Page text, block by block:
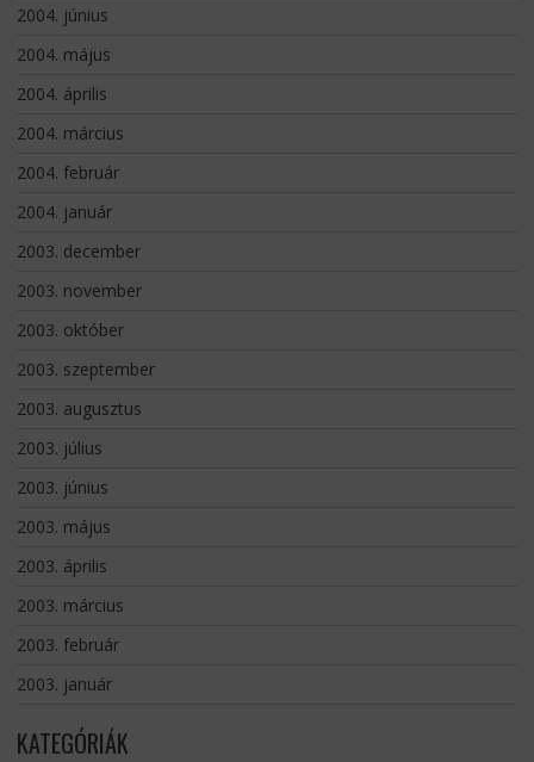
2004. június
2004. május
2004. április
2004. március
2004. február
2004. január
2003. december
2003. november
2003. október
2003. szeptember
2003. augusztus
2003. július
2003. június
2003. május
2003. április
2003. március
2003. február
2003. január
KATEGÓRIÁK